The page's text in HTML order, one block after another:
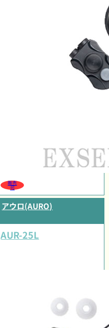
販売
可
アウロ(AURO)
AUR-25L